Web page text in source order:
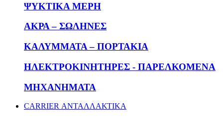
ΨΥΚΤΙΚΑ ΜΕΡΗ
ΑΚΡΑ – ΣΩΛΗΝΕΣ
ΚΑΛΥΜΜΑΤΑ – ΠΟΡΤΑΚΙΑ
ΗΛΕΚΤΡΟΚΙΝΗΤΗΡΕΣ - ΠΑΡΕΛΚΟΜΕΝΑ
ΜΗΧΑΝΗΜΑΤΑ
CARRIER ΑΝΤΑΛΛΑΚΤΙΚΑ